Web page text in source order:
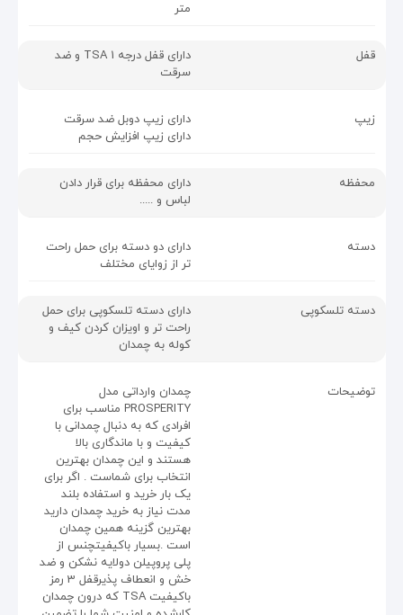
متر
قفل
دارای قفل درجه 1 TSA و ضد
سرقت
زیپ
دارای زیپ دوبل ضد سرقت
دارای زیپ افزایش حجم
محفظه
دارای محفظه برای قرار دادن
لباس و .....
دسته
دارای دو دسته برای حمل راحت
تر از زوایای مختلف
دسته تلسکوپی
دارای دسته تلسکوپی برای حمل
راحت تر و اویزان کردن کیف و
کوله به چمدان
توضیحات
چمدان وارداتی مدل
PROSPERITY مناسب برای
افرادی که به دنبال چمدانی با
کیفیت و با ماندگاری بالا
هستند و این چمدان بهترین
انتخاب برای شماست . اگر برای
یک بار خرید و استفاده بلند
مدت نیاز به خرید چمدان دارید
بهترین گزینه همین چمدان
است .بسیار باکیفیتچنس از
پلی‌ پروپیلن دولایه نشکن و ضد
خش و انعطاف پذیرقفل 3 رمز
باکیفیت TSA که درون چمدان